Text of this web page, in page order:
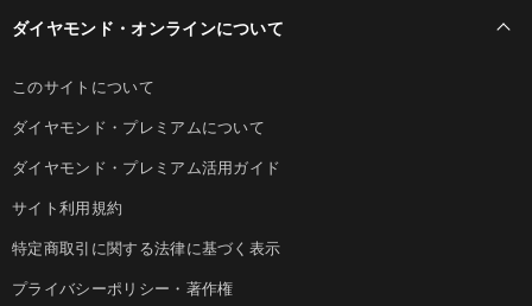
ダイヤモンド・オンラインについて
このサイトについて
ダイヤモンド・プレミアムについて
ダイヤモンド・プレミアム活用ガイド
サイト利用規約
特定商取引に関する法律に基づく表示
プライバシーポリシー・著作権